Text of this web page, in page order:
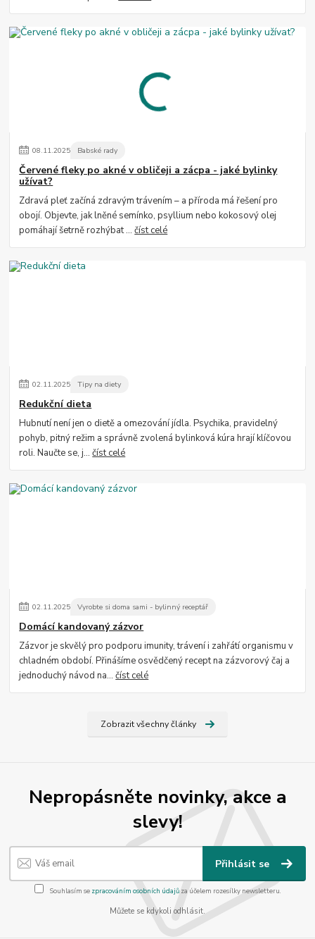
08.11.2025 Babské rady
Červené fleky po akné v obličeji a zácpa - jaké bylinky
užívat?
Zdravá pleť začíná zdravým trávením – a příroda má řešení pro
obojí. Objevte, jak lněné semínko, psyllium nebo kokosový olej
pomáhají šetrně rozhýbat ...číst celé
02.11.2025 Tipy na diety
Redukční dieta
Hubnutí není jen o dietě a omezování jídla. Psychika, pravidelný
pohyb, pitný režim a správně zvolená bylinková kúra hrají klíčovou
roli. Naučte se, j...číst celé
02.11.2025 Vyrobte si doma sami - bylinný receptář
Domácí kandovaný zázvor
Zázvor je skvělý pro podporu imunity, trávení i zahřátí organismu v
chladném období. Přinášíme osvědčený recept na zázvorový čaj a
jednoduchý návod na...číst celé
Zobrazit všechny články
Nepropásněte novinky, akce a
slevy!
Přihlásit se
Souhlasím se zpracováním osobních údajůza účelem rozesílky newsletteru.
Můžete se kdykoli odhlásit.